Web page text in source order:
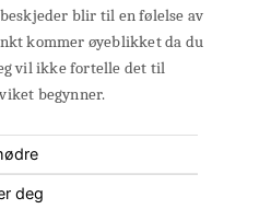
blir til en følelse av
kommer øyeblikket da du
vil ikke fortelle det til
begynner.
deg